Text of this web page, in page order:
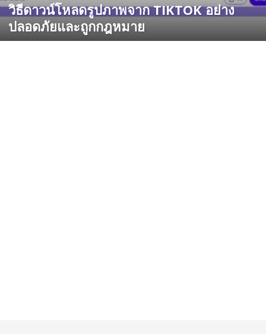
วิธีดาวน์โหลดรูปภาพจาก TIKTOK อย่าง
ปลอดภัยและถูกกฎหมาย